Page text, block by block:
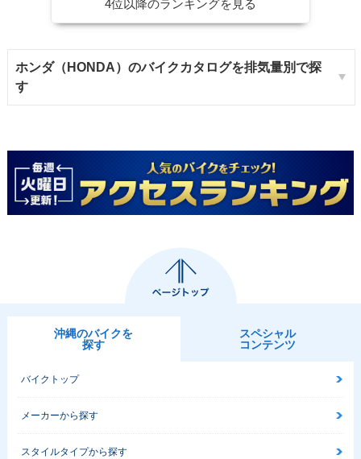
4位以降のランキングを見る
ホンダ（HONDA）のバイクカタログを排気量別で探
す
沖縄のバイクを
探す
スペシャル
コンテンツ
バイクトップ
メーカーから探す
スタイルタイプから探す